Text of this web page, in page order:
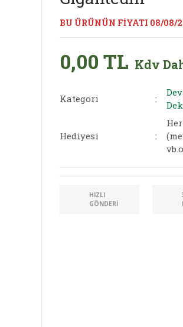
BU ÜRÜNÜN FİYATI 08/08/
0,00 TL Kdv
Kategori
Hediyesi
HIZLI
GÖNDERI